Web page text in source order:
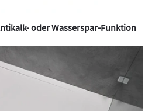
oder Wasserspar-Funktion